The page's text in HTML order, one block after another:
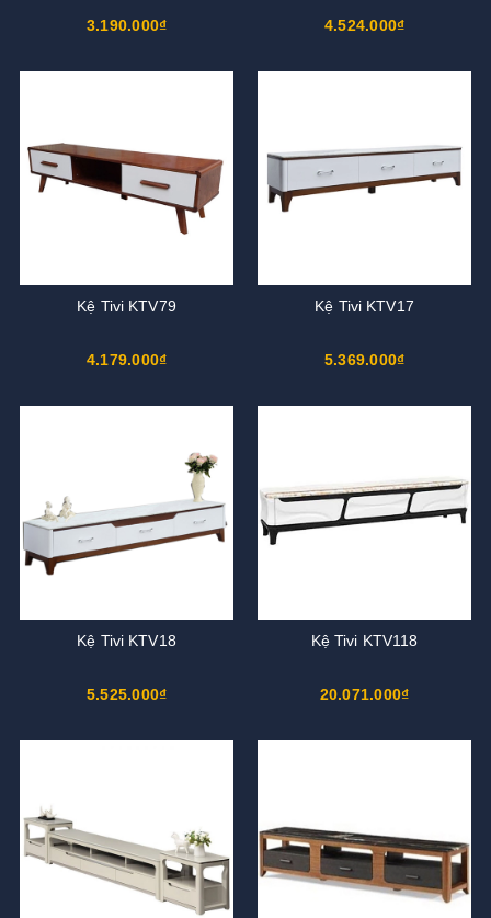
3.190.000₫ 4.524.000₫
Kệ Tivi KTV79
4.179.000₫
Kệ Tivi KTV17
5.369.000₫
Kệ Tivi KTV18
5.525.000₫
Kệ Tivi KTV118
20.071.000₫